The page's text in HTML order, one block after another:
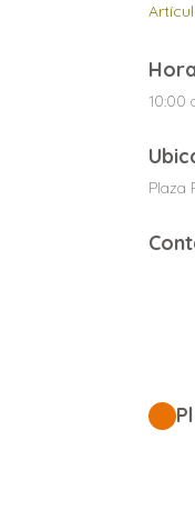
10:00
Plaza